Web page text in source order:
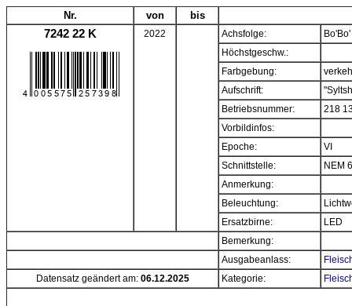
Nr. von bis
7242 22 K 2022 Achsfolge:
Bo'Bo'
Höchstgeschw.:
Farbgebung:
Aufschrift:
Betriebsnummer:
218
Vorbildinfos:
Epoche:
VI
Schnittstelle:
NEM
Anmerkung:
Beleuchtung:
Ersatzbirne:
LED
Bemerkung:
Ausgabeanlass:
Datensatz geändert am: 06.12.2025 Kategorie: